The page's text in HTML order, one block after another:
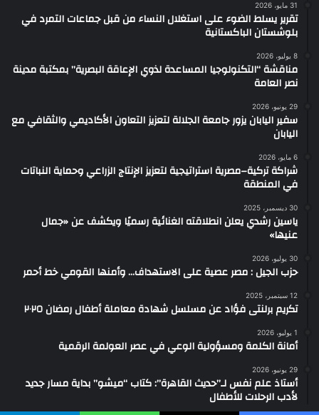
31 مايو، 2026
تقرير يسلط الضوء على استغلال النساء من قبل جماعات التمرد في
بلوشستان الباكستانية
8 يوليو، 2026
مناقشة “التكنولوجيا المساعدة لذوي الإعاقة البصرية” بمكتبة مدينة
نصر العامة
29 يونيو، 2026
سفير اليابان يزور جامعة الجلالة لتعزيز التعاون الأكاديمي والثقافي مع
اليابان
6 مايو، 2026
شراكة تركية–مصرية استراتيجية لتعزيز الإنتاج الزراعي وحماية النباتات
في المنطقة
30 ديسمبر، 2025
ياسين رشدي يعلن انطلاقته الغنائية رسميًا ويكشف عن «جمال
عنيها»
30 يوليو، 2026
حزب الجيل : مصر عصية على الاستهداف… وأمنها القومي خط أحمر
12 سبتمبر، 2025
تكريم برلنتى فؤاد عن مسلسل شهادة معاملة أطفال رمضان ٢٠٢٥
1 يوليو، 2026
أمانة الكلمة ومسؤولية الوعي في عصر العولمة الرقمية
29 يونيو، 2026
أستاذ علم نفس لـ”حديث القاهرة”: كتاب “ميشو” بداية مسار جديد
لأدب الرحلات للأطفال